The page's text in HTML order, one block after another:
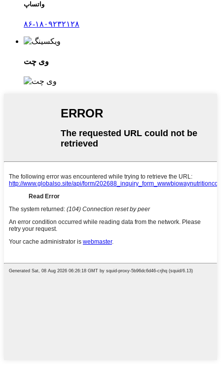
واتساپ
۸۶-۱۸۰۹۲۳۲۱۲۸
وی چت